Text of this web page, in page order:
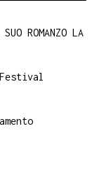
ROMANZO LA
Festival